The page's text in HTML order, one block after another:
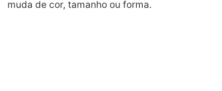
muda de cor, tamanho ou forma.